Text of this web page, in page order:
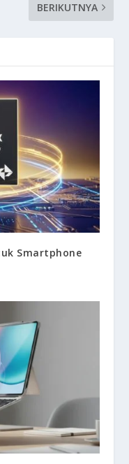
BERIKUTNYA
Smartphone